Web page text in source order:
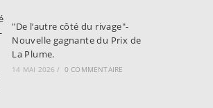
"De l’autre côté du rivage"-
Nouvelle gagnante du Prix de
La Plume.
14 MAI 2026 / 0 COMMENTAIRE